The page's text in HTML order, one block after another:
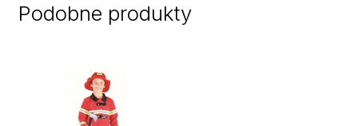
Podobne produkty